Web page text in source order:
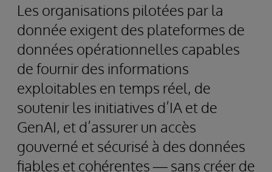
Les organisations pilotées par la
donnée exigent des plateformes de
données opérationnelles capables
de fournir des informations
exploitables en temps réel, de
soutenir les initiatives d’IA et de
GenAI, et d’assurer un accès
gouverné et sécurisé à des données
fiables et cohérentes — sans créer de